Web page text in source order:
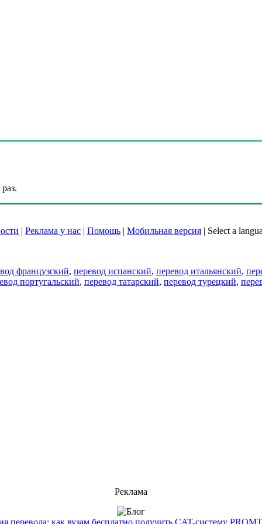
| Реклама у нас | Помощь | Мобильная версия | Select a
французский, перевод испанский, перевод итальянский,
португальский, перевод татарский, перевод турецкий,
Реклама